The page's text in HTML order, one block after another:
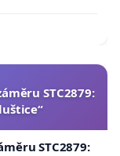
STC2879:
STC2879: